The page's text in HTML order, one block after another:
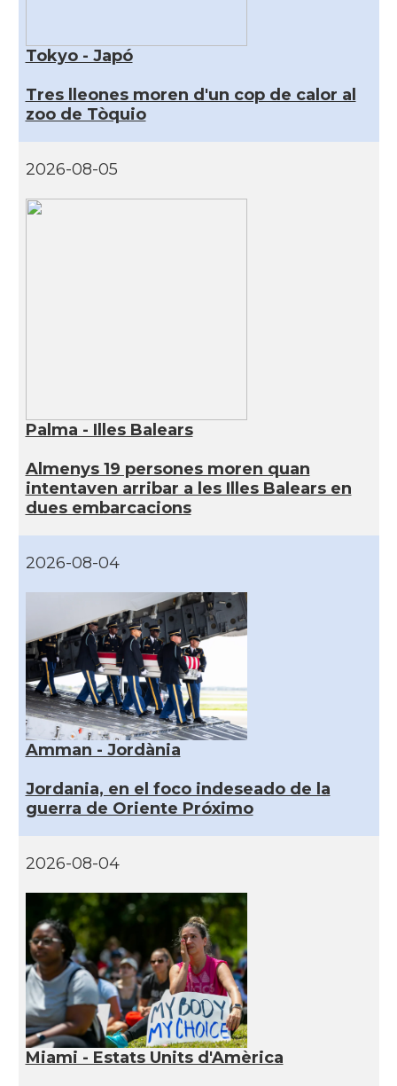
Tokyo - Japó
Tres lleones moren d'un cop de calor al
zoo de Tòquio
2026-08-05
Palma - Illes Balears
Almenys 19 persones moren quan
intentaven arribar a les Illes Balears en
dues embarcacions
2026-08-04
Amman - Jordània
Jordania, en el foco indeseado de la
guerra de Oriente Próximo
2026-08-04
Miami - Estats Units d'Amèrica